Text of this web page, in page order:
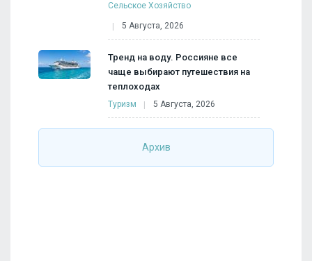
Сельское Хозяйство
5 Августа, 2026
Тренд на воду. Россияне все
чаще выбирают путешествия на
теплоходах
Туризм 5 Августа, 2026
Архив